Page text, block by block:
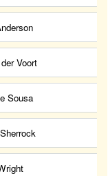
Voort
Sousa